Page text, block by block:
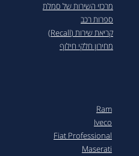
מרכזי השירות של סמלת
ספרות רכב
קריאת שירות (Recall)
מחירון חלקי חילוף
Ram
Iveco
Fiat Professional
Maserati